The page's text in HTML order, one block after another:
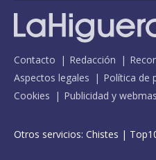
Contacto Redacción
Aspectos legales
Política de
Cookies
Publicidad y
Otros servicios: Chistes |